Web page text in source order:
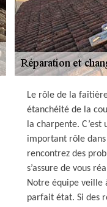
Le rôle de la
étanchéité de la
la charpente.
important rôle
rencontrez des
s’assure de vous
Notre équipe veille
parfait état. Si des